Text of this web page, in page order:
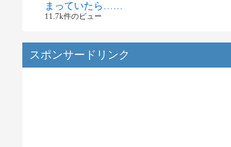
まっていたら……
11.7k件のビュー
スポンサードリンク